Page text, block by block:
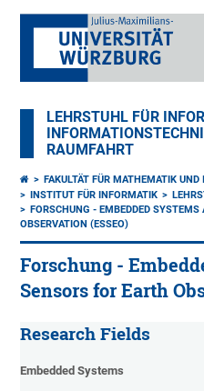
LEHRSTUHL FÜR
RAUMFAHRT
FAKULTÄT FÜR MATHEMATIK UND
INSTITUT FÜR INFORMATIK
FORSCHUNG - EMBEDDED SYSTEMS
OBSERVATION (ESSEO)
Forschung -
Sensors for Earth
Research Fields
Embedded Systems